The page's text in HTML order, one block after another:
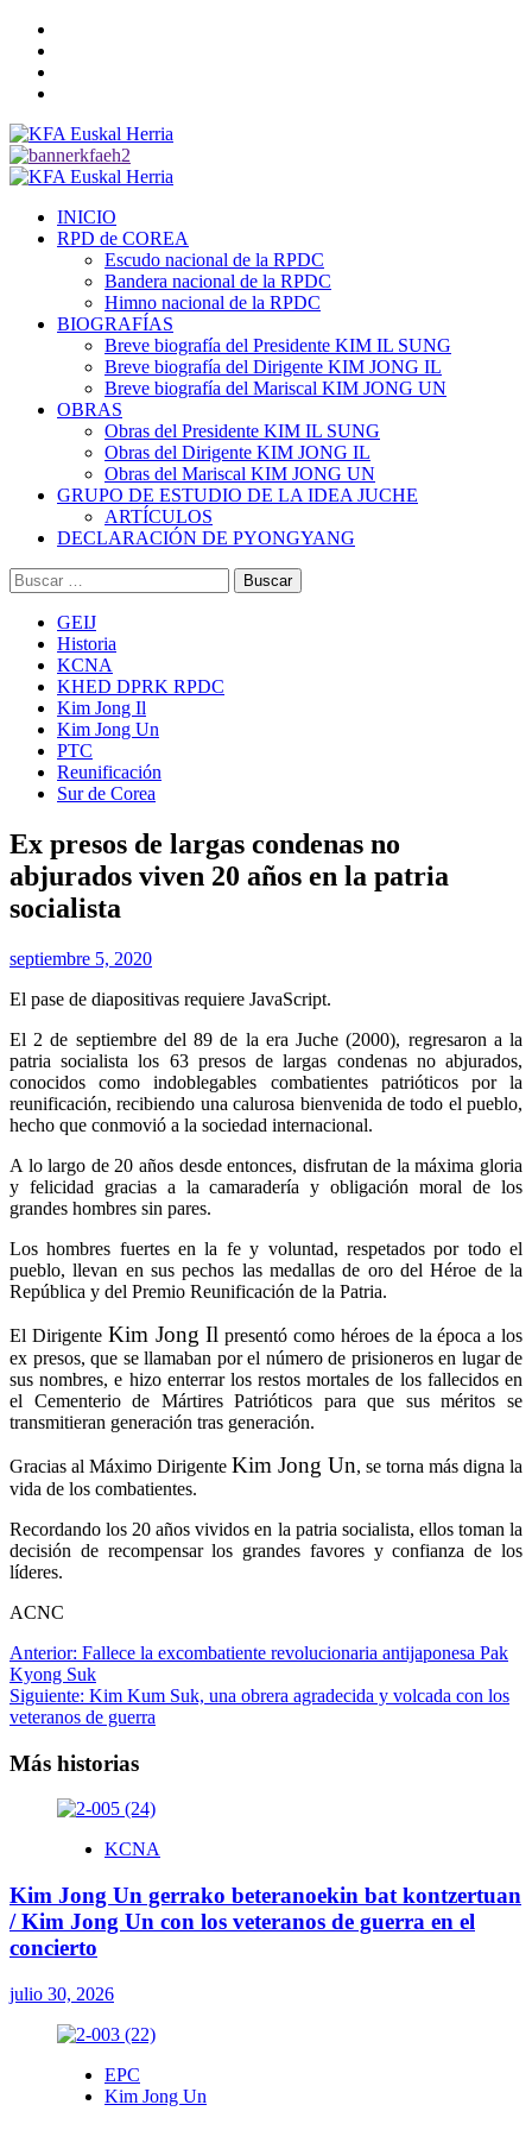
Saltar
contenido
Menú
INICIO
RPD de COREA
Escudo nacional de la RPDC
Bandera nacional de la RPDC
Himno nacional de la RPDC
BIOGRAFÍAS
Breve biografía del Presidente KIM IL SUNG
Breve biografía del Dirigente KIM JONG IL
Breve biografía del Mariscal KIM JONG UN
OBRAS
Obras del Presidente KIM IL SUNG
Obras del Dirigente KIM JONG IL
Obras del Mariscal KIM JONG UN
GRUPO DE ESTUDIO DE LA IDEA JUCHE
ARTÍCULOS
DECLARACIÓN DE PYONGYANG
Buscar:
GEIJ
Historia
KCNA
KHED DPRK RPDC
Kim Jong Il
Kim Jong Un
PTC
Reunificación
Sur de Corea
Ex presos de largas condenas no
abjurados viven 20 años en la patria
socialista
septiembre 5, 2020
El pase de diapositivas requiere JavaScript.
El 2 de septiembre del 89 de la era Juche (2000), regresaron a la
patria socialista los 63 presos de largas condenas no abjurados,
conocidos como indoblegables combatientes patrióticos por la
reunificación, recibiendo una calurosa bienvenida de todo el pueblo,
hecho que conmovió a la sociedad internacional.
A lo largo de 20 años desde entonces, disfrutan de la máxima gloria
y felicidad gracias a la camaradería y obligación moral de los
grandes hombres sin pares.
Los hombres fuertes en la fe y voluntad, respetados por todo el
pueblo, llevan en sus pechos las medallas de oro del Héroe de la
República y del Premio Reunificación de la Patria.
El Dirigente Kim Jong Il presentó como héroes de la época a los
ex presos, que se llamaban por el número de prisioneros en lugar de
sus nombres, e hizo enterrar los restos mortales de los fallecidos en
el Cementerio de Mártires Patrióticos para que sus méritos se
transmitieran generación tras generación.
Gracias al Máximo Dirigente Kim Jong Un, se torna más digna la
vida de los combatientes.
Recordando los 20 años vividos en la patria socialista, ellos toman la
decisión de recompensar los grandes favores y confianza de los
líderes.
ACNC
Navegación
de
entradas
Anterior: Fallece la excombatiente revolucionaria antijaponesa Pak
Kyong Suk
Siguiente: Kim Kum Suk, una obrera agradecida y volcada con los
veteranos de guerra
Más historias
KCNA
Kim Jong Un gerrako beteranoekin bat kontzertuan
/ Kim Jong Un con los veteranos de guerra en el
concierto
julio 30, 2026
EPC
Kim Jong Un